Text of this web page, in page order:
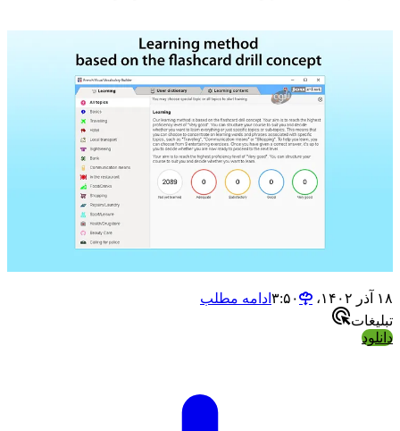
۱۸ آذر ۱۴۰۲،‏ ۳:۵۰
ادامه مطلب
تبلیغات
دانلود